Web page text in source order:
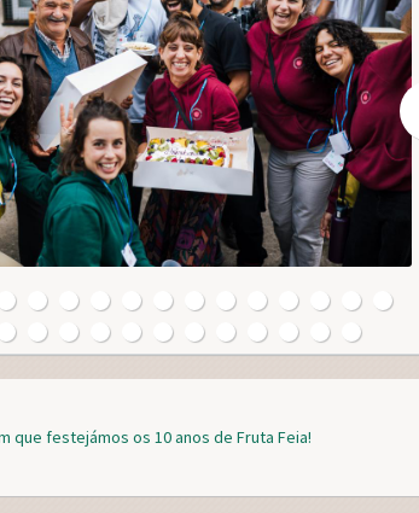
que festejámos os 10 anos de Fruta Feia!